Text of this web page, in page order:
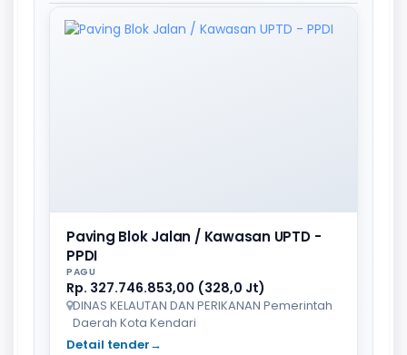
Paving Blok Jalan / Kawasan UPTD -
PPDI
PAGU
Rp. 327.746.853,00 (328,0 Jt)
DINAS KELAUTAN DAN PERIKANAN Pemerintah
Daerah Kota Kendari
Detail tender→